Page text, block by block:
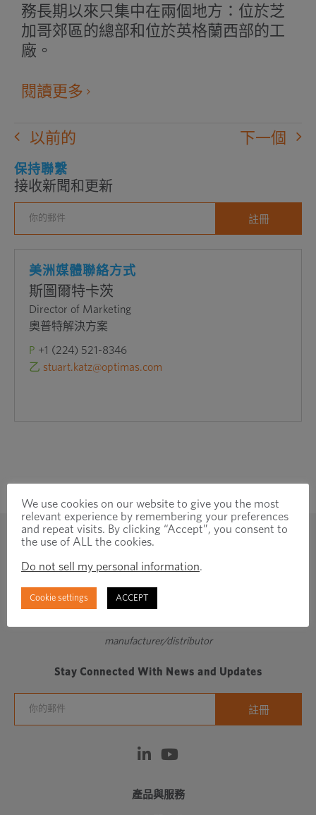
務長期以來只集中在兩個地方：位於芝
加哥郊區的總部和位於英格蘭西部的工
廠。
閱讀更多在新窗口中打開外部網站
以前的 下一個
保持聯繫
接收新聞和更新
美洲媒體聯絡方式
斯圖爾特卡茨
Director of Marketing
奧普特解決方案
P +1 (224) 521-8346
乙 stuart.katz@optimas.com
manufacturer/distributor
Stay Connected With News and Updates
產品與服務
We use cookies on our website to give you the most
relevant experience by remembering your preferences
and repeat visits. By clicking “Accept”, you consent to
the use of ALL the cookies.
Do not sell my personal information.
Cookie settings ACCEPT